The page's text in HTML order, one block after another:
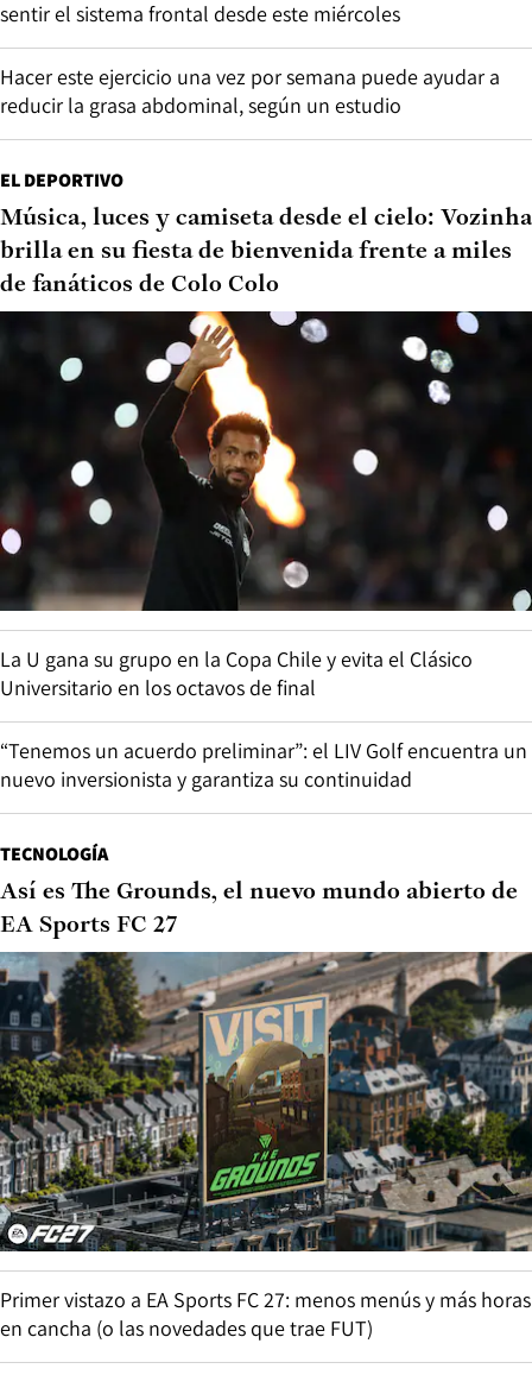
sentir el sistema frontal desde este miércoles
Hacer este ejercicio una vez por semana puede ayudar a
reducir la grasa abdominal, según un estudio
EL DEPORTIVO
Música, luces y camiseta desde el cielo: Vozinha
brilla en su fiesta de bienvenida frente a miles
de fanáticos de Colo Colo
La U gana su grupo en la Copa Chile y evita el Clásico
Universitario en los octavos de final
“Tenemos un acuerdo preliminar”: el LIV Golf encuentra un
nuevo inversionista y garantiza su continuidad
TECNOLOGÍA
Así es The Grounds, el nuevo mundo abierto de
EA Sports FC 27
Primer vistazo a EA Sports FC 27: menos menús y más horas
en cancha (o las novedades que trae FUT)